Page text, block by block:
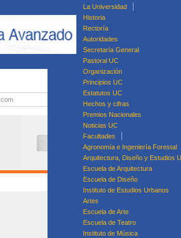
La Universidad
Historia
Rectoría
Autoridades
Secretaría General
Pastoral UC
Organización
Principios UC
Estatutos UC
Hechos y cifras
Premios Nacionales
Noticias UC
Facultades
Agronomía e Ingeniería Forestal
Arquitectura, Diseño y Estudios
Escuela de Arquitectura
Escuela de Diseño
Instituto de Estudios Urbanos
Artes
Escuela de Arte
Escuela de Teatro
Instituto de MúsicaDiplomado en